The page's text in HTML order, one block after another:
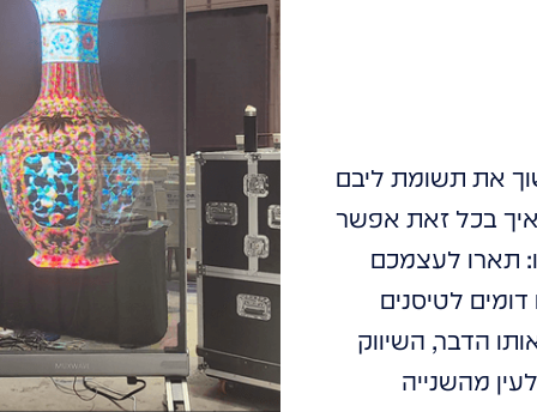
את תשומת ליבם
איך בכל זאת אפשר
תארו לעצמכם
לטיסנים
הדבר, השיווק
מהשנייה